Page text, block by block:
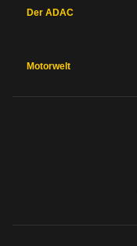
Der ADAC
Motorwelt